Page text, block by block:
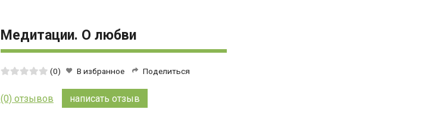
Медитации. О любви
Средняя
из
(0) В избранное Поделиться
(0) отзывов написать отзыв